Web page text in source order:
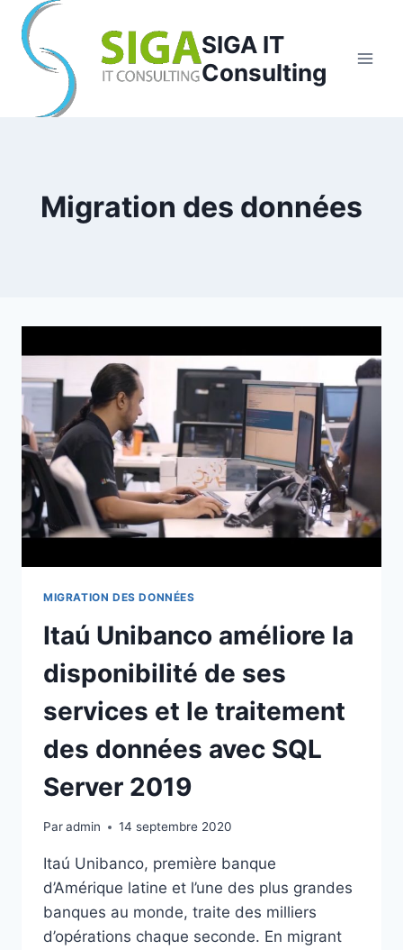
Aller
contenu
SIGA IT
Consulting
Migration des données
MIGRATION DES DONNÉES
Itaú Unibanco améliore la
disponibilité de ses
services et le traitement
des données avec SQL
Server 2019
Paradmin 14 septembre 2020
Itaú Unibanco, première banque
d’Amérique latine et l’une des plus grandes
banques au monde, traite des milliers
d’opérations chaque seconde. En migrant